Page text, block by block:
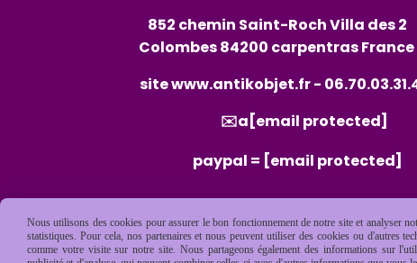
852 chemin Saint-Roch Villa des 2
Colombes 84200 carpentras France
sitewww.antikobjet.fr-
✉️a [email protected]
paypal = [email protected]
Nous utilisons des cookies pour assurer le bon fonctionnement de notre site et analyser
statistiques. Pour cela, nos partenaires et nous peuvent utiliser des cookies ou d'autres
comme votre visite sur notre site. Nous partageons également des informations sur